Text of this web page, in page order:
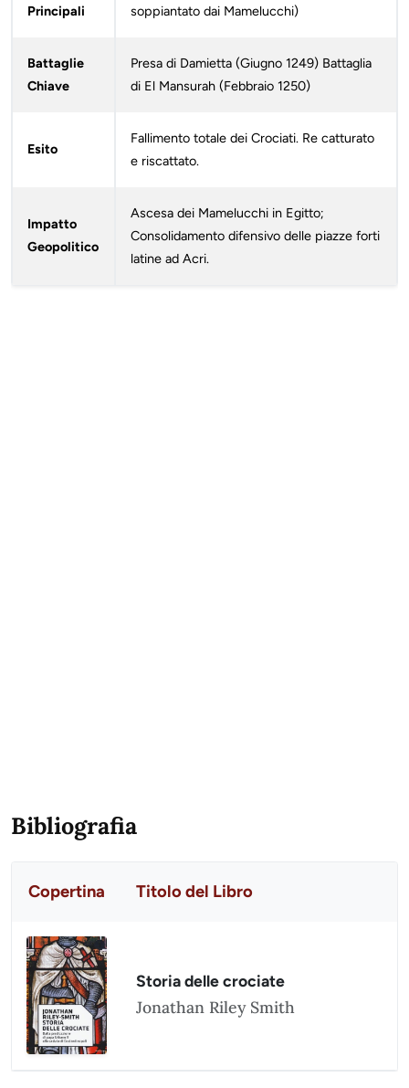
Principali
soppiantato dai Mamelucchi)
Battaglie
Chiave
Presa di Damietta (Giugno 1249) Battaglia
di El Mansurah (Febbraio 1250)
Esito
Fallimento totale dei Crociati. Re catturato
e riscattato.
Impatto
Geopolitico
Ascesa dei Mamelucchi in Egitto;
Consolidamento difensivo delle piazze forti
latine ad Acri.
Bibliografia
Copertina Titolo del Libro
Storia delle crociate
Jonathan Riley Smith